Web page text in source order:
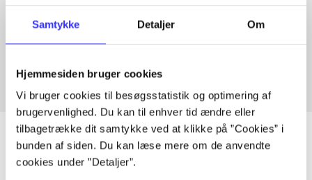
Samtykke Detaljer Om
Hjemmesiden bruger cookies
Vi bruger cookies til besøgsstatistik og optimering af
brugervenlighed. Du kan til enhver tid ændre eller
tilbagetrække dit samtykke ved at klikke på ”Cookies” i
bunden af siden. Du kan læse mere om de anvendte
cookies under ”Detaljer”.
Artikler med samme emner
Fra